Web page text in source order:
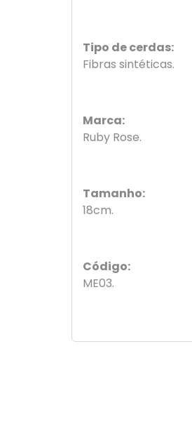
Tipo de cerdas:
Fibras sintéticas.
Marca:
Ruby Rose.
Tamanho:
18cm.
Código:
ME03.